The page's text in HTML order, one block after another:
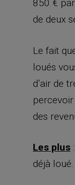
850 €
de deux
Le fait
loués
d’air de
des
Les plus
déjà